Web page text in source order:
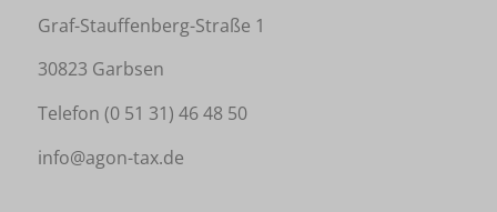
Graf-Stauffenberg-Straße 1
30823 Garbsen
Telefon (0 51 31) 46 48 50
info@agon-tax.de